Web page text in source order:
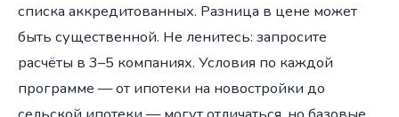
списка аккредитованных. Разница в цене может
быть существенной. Не ленитесь: запросите
расчёты в 3–5 компаниях. Условия по каждой
программе — от ипотеки на новостройки до